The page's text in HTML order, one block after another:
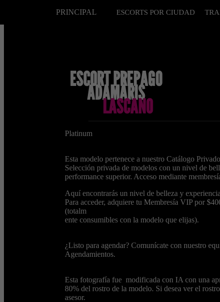
PRINCIPAL ESCORTS POR CIUDAD
ESCORT PREPAGO
ADAMARIS
LASCANO
Platinum
Esta modelo pertenece a nuestro Catálogo
Selección privada de modelos con un nivel de
performance superior. Acceso mediante
Aquí encontrarás un nivel de belleza y
Para acceder, adquiere tu Membresía VIP por
(totalm
ente consumibles con la modelo que elijas).
¿Listo para agendar? Comunícate con nuestro
Agendamientos.
Esta fotografía fue modificada con IA con una
80% del rostro de la modelo. Si desea ver el
asesor.